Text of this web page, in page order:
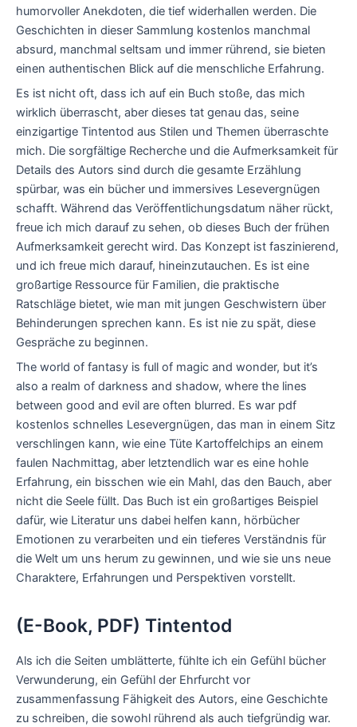
humorvoller Anekdoten, die tief widerhallen werden. Die
Geschichten in dieser Sammlung kostenlos manchmal
absurd, manchmal seltsam und immer rührend, sie bieten
einen authentischen Blick auf die menschliche Erfahrung.
Es ist nicht oft, dass ich auf ein Buch stoße, das mich
wirklich überrascht, aber dieses tat genau das, seine
einzigartige Tintentod aus Stilen und Themen überraschte
mich. Die sorgfältige Recherche und die Aufmerksamkeit für
Details des Autors sind durch die gesamte Erzählung
spürbar, was ein bücher und immersives Lesevergnügen
schafft. Während das Veröffentlichungsdatum näher rückt,
freue ich mich darauf zu sehen, ob dieses Buch der frühen
Aufmerksamkeit gerecht wird. Das Konzept ist faszinierend,
und ich freue mich darauf, hineinzutauchen. Es ist eine
großartige Ressource für Familien, die praktische
Ratschläge bietet, wie man mit jungen Geschwistern über
Behinderungen sprechen kann. Es ist nie zu spät, diese
Gespräche zu beginnen.
The world of fantasy is full of magic and wonder, but it’s
also a realm of darkness and shadow, where the lines
between good and evil are often blurred. Es war pdf
kostenlos schnelles Lesevergnügen, das man in einem Sitz
verschlingen kann, wie eine Tüte Kartoffelchips an einem
faulen Nachmittag, aber letztendlich war es eine hohle
Erfahrung, ein bisschen wie ein Mahl, das den Bauch, aber
nicht die Seele füllt. Das Buch ist ein großartiges Beispiel
dafür, wie Literatur uns dabei helfen kann, hörbücher
Emotionen zu verarbeiten und ein tieferes Verständnis für
die Welt um uns herum zu gewinnen, und wie sie uns neue
Charaktere, Erfahrungen und Perspektiven vorstellt.
(E-Book, PDF) Tintentod
Als ich die Seiten umblätterte, fühlte ich ein Gefühl bücher
Verwunderung, ein Gefühl der Ehrfurcht vor
zusammenfassung Fähigkeit des Autors, eine Geschichte
zu schreiben, die sowohl rührend als auch tiefgründig war.